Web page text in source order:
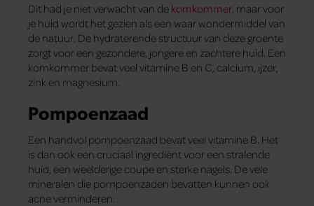
Dit had je niet verwacht van de komkommer , maar voor
je huid wordt het gezien als een waar wondermiddel van
de natuur. De hydraterende structuur van deze groente
zorgt voor een gezondere, jongere en zachtere huid. Een
komkommer bevat veel vitamine B en C, calcium, ijzer,
zink en magnesium.
Pompoenzaad
Een handvol pompoenzaad bevat veel vitamine B. Het
is dan ook een cruciaal ingrediënt voor een stralende
huid, een weelderige coupe en sterke nagels. De vele
mineralen die pompoenzaden bevatten kunnen ook
acne verminderen.